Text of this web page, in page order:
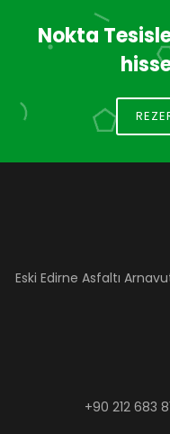
Nokta
Eski Edirne Asfaltı
+90 212 683